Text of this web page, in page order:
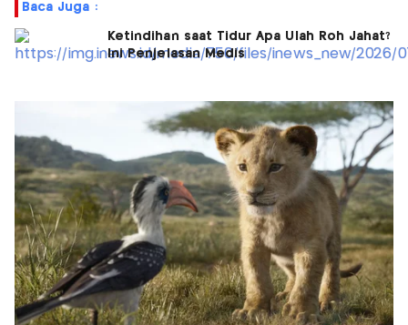
Baca Juga :
Ketindihan saat Tidur Apa Ulah Roh Jahat?
Ini Penjelasan Medis